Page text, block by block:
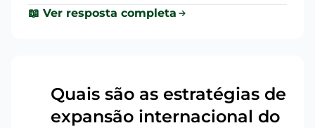
📖 Ver resposta completa
Quais são as estratégias de
expansão internacional do